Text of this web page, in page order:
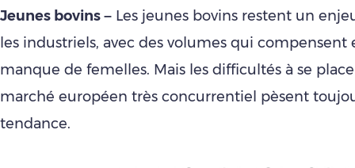
Jeunes bovins – Les jeunes bovins restent un
les industriels, avec des volumes qui compensent
manque de femelles. Mais les difficultés à se
marché européen très concurrentiel pèsent
tendance.